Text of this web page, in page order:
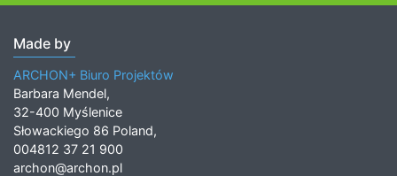
Made by
ARCHON+ Biuro Projektów
Barbara Mendel,
32-400 Myślenice
Słowackiego 86 Poland,
004812 37 21 900
archon@archon.pl